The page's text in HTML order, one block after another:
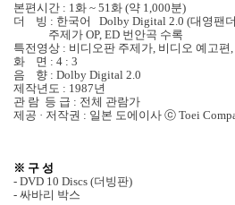
본편시간 : 1화 ~ 51화 (약 1,000분)
더 빙 : 한국어 Dolby Digital 2.0 (대영팬
주제가 OP, ED 번안곡 수록
특전영상 : 비디오판 주제가, 비디오 예고편
화 면 : 4 : 3
음 향 : Dolby Digital 2.0
제작년도 : 1987년
관 람 등 급 : 전체 관람가
제공 · 저작권 : 일본 도에이사 ⓒ Toei
※ 구 성
- DVD 10 Discs (더빙판)
- 싸바리 박스